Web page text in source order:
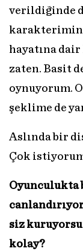
verildiğinde
karakterimin
hayatına
zaten. Basit
oynuyorum.
şeklime de
Aslında bir
Çok
Oyunculukta
siz
kolay?